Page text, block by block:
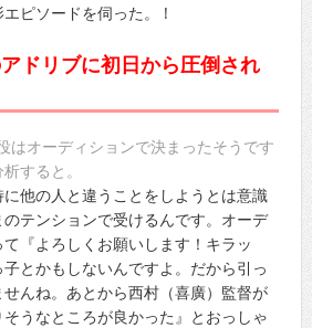
ピソードを伺った。 !
ドリブに初日から圧倒され
はオーディションで決まったそうです
すると。
に他の人と違うことをしようとは意識
テンションで受けるんです。オーデ
『よろしくお願いします！キラッ
とかもしないんですよ。だから引っ
んね。あとから西村（喜廣）監督が
そうなところが良かった』とおっしゃ